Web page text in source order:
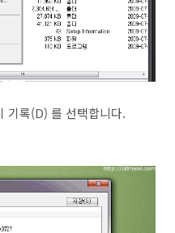
록(D) 를 선택합니다.